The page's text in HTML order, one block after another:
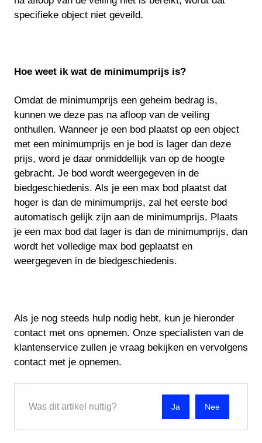
specifieke object niet geveild.
Hoe weet ik wat de minimumprijs is?
Omdat de minimumprijs een geheim bedrag is,
kunnen we deze pas na afloop van de veiling
onthullen. Wanneer je een bod plaatst op een object
met een minimumprijs en je bod is lager dan deze
prijs, word je daar onmiddellijk van op de hoogte
gebracht. Je bod wordt weergegeven in de
biedgeschiedenis. Als je een max bod plaatst dat
hoger is dan de minimumprijs, zal het eerste bod
automatisch gelijk zijn aan de minimumprijs. Plaats
je een max bod dat lager is dan de minimumprijs, dan
wordt het volledige max bod geplaatst en
weergegeven in de biedgeschiedenis.
Als je nog steeds hulp nodig hebt, kun je hieronder
contact met ons opnemen. Onze specialisten van de
klantenservice zullen je vraag bekijken en vervolgens
contact met je opnemen.
Was dit artikel nuttig? Nee